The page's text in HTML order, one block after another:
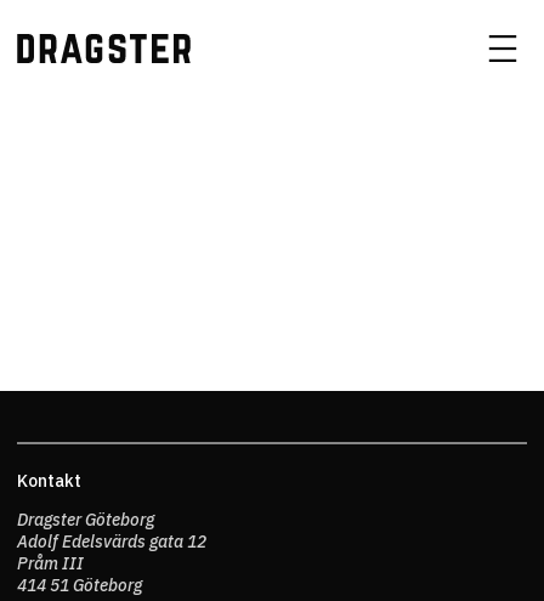
Kontakt
Dragster Göteborg
Adolf Edelsvärds gata 12
Pråm III
414 51 Göteborg